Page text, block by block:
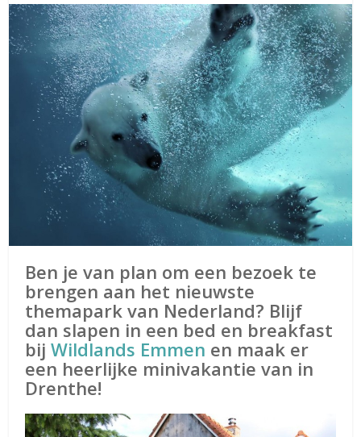
Ben je van plan om een bezoek te
brengen aan het nieuwste
themapark van Nederland? Blijf
dan slapen in een bed en breakfast
bijWildlands Emmen en maak er
een heerlijke minivakantie van in
Drenthe!